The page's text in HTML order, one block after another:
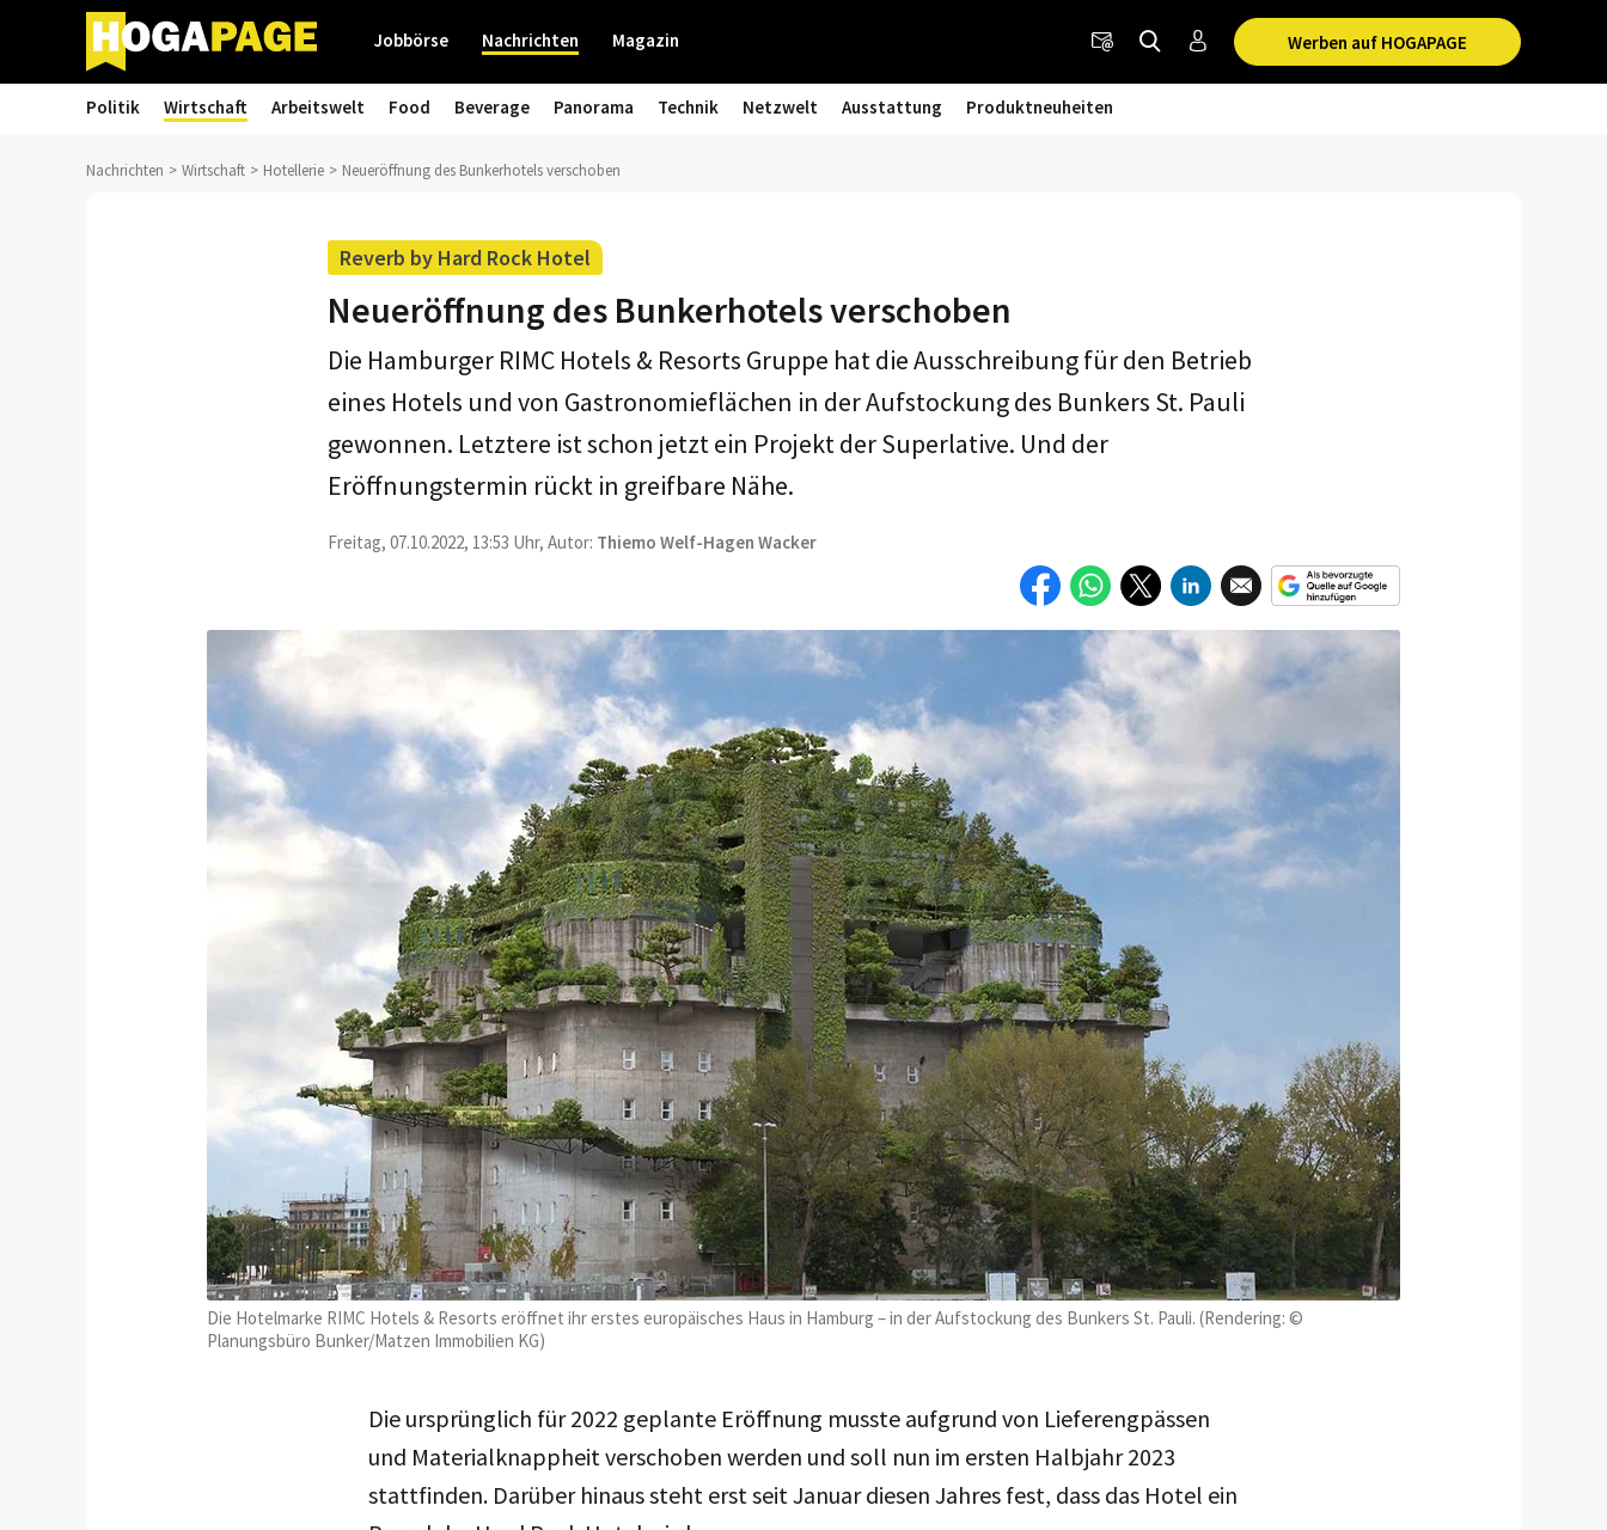
Werben auf HOGAPAGE
Jobbörse Nachrichten Magazin
Politik Wirtschaft Arbeitswelt Food Beverage Panorama Technik Netzwelt Ausstattung Produktneuheiten
Nachrichten Wirtschaft Hotellerie Neueröffnung des Bunkerhotels verschoben
Reverb by Hard Rock Hotel
Neueröffnung des Bunkerhotels verschoben
Die Hotelmarke RIMC Hotels & Resorts eröffnet ihr erstes europäisches Haus in Hamburg – in der Aufstockung des Bunkers St. Pauli. (Rendering: ©
Planungsbüro Bunker/Matzen Immobilien KG)
Die Hamburger RIMC Hotels & Resorts Gruppe hat die Ausschreibung für den Betrieb
eines Hotels und von Gastronomieflächen in der Aufstockung des Bunkers St. Pauli
gewonnen. Letztere ist schon jetzt ein Projekt der Superlative. Und der
Eröffnungstermin rückt in greifbare Nähe.
Freitag, 07.10.2022, 13:53 Uhr, Autor: Thiemo Welf-Hagen Wacker
Die ursprünglich für 2022 geplante Eröffnung musste aufgrund von Lieferengpässen
und Materialknappheit verschoben werden und soll nun im ersten Halbjahr 2023
stattfinden. Darüber hinaus steht erst seit Januar diesen Jahres fest, dass das Hotel ein